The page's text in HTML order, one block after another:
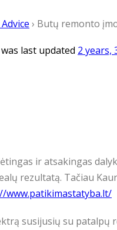
› Butų remonto
last updated 2 years,
ir atsakingas
rezultatą. Tačiau
www.patikimastatyba.lt/
susijusių su